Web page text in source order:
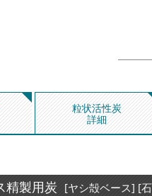
粒状活性炭
詳細
精製用炭 [ヤシ殻ベース] [